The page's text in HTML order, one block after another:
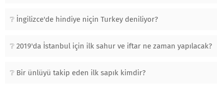
İngilizce'de hindiye niçin Turkey deniliyor?
2019'da İstanbul için ilk sahur ve iftar ne zaman yapılacak?
Bir ünlüyü takip eden ilk sapık kimdir?